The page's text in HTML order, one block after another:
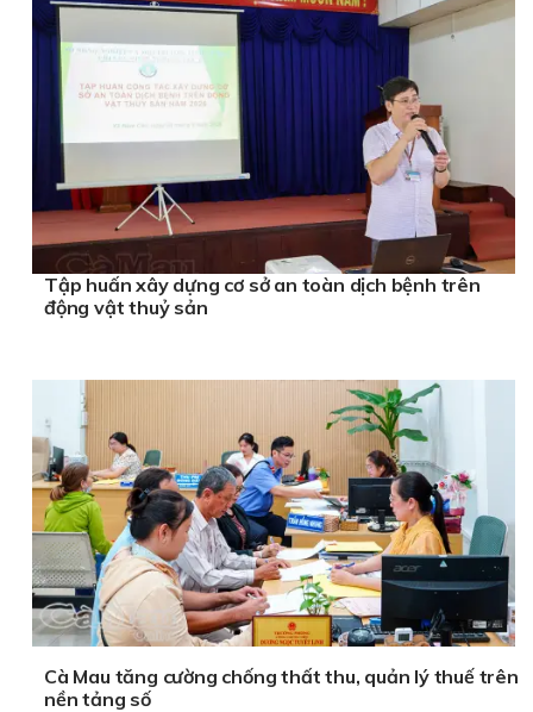
Tập huấn xây dựng cơ sở an toàn dịch bệnh trên
động vật thuỷ sản
Cà Mau tăng cường chống thất thu, quản lý thuế trên
nền tảng số